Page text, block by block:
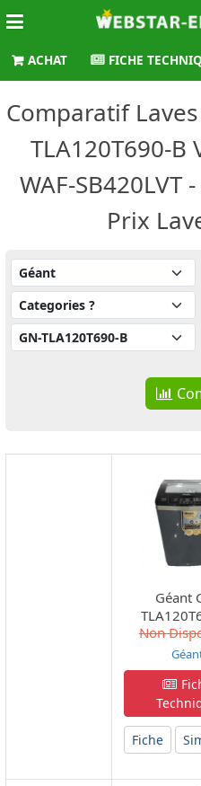
ACHAT FICHE
Comparatif
TLA120T690-B
WAF-
Prix
Géant
Non
Fiche